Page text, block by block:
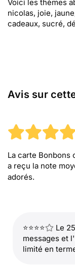
Voici les thèmes
nicolas, joie,
cadeaux, sucré,
Avis sur
La carte Bonbons
a reçu la note
adorés.
⭐⭐⭐⭐
Le
messages et
limité en